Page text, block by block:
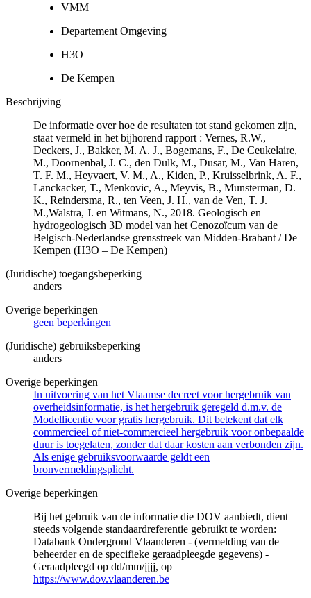
VMM
Departement Omgeving
H3O
De Kempen
Beschrijving
De informatie over hoe de resultaten tot stand gekomen zijn,
staat vermeld in het bijhorend rapport : Vernes, R.W.,
Deckers, J., Bakker, M. A. J., Bogemans, F., De Ceukelaire,
M., Doornenbal, J. C., den Dulk, M., Dusar, M., Van Haren,
T. F. M., Heyvaert, V. M., A., Kiden, P., Kruisselbrink, A. F.,
Lanckacker, T., Menkovic, A., Meyvis, B., Munsterman, D.
K., Reindersma, R., ten Veen, J. H., van de Ven, T. J.
M.,Walstra, J. en Witmans, N., 2018. Geologisch en
hydrogeologisch 3D model van het Cenozoïcum van de
Belgisch-Nederlandse grensstreek van Midden-Brabant / De
Kempen (H3O – De Kempen)
(Juridische) toegangsbeperking
anders
Overige beperkingen
geen beperkingen
(Juridische) gebruiksbeperking
anders
Overige beperkingen
In uitvoering van het Vlaamse decreet voor hergebruik van
overheidsinformatie, is het hergebruik geregeld d.m.v. de
Modellicentie voor gratis hergebruik. Dit betekent dat elk
commercieel of niet-commercieel hergebruik voor onbepaalde
duur is toegelaten, zonder dat daar kosten aan verbonden zijn.
Als enige gebruiksvoorwaarde geldt een
bronvermeldingsplicht.
Overige beperkingen
Bij het gebruik van de informatie die DOV aanbiedt, dient
steeds volgende standaardreferentie gebruikt te worden:
Databank Ondergrond Vlaanderen - (vermelding van de
beheerder en de specifieke geraadpleegde gegevens) -
Geraadpleegd op dd/mm/jjjj, op
https://www.dov.vlaanderen.be